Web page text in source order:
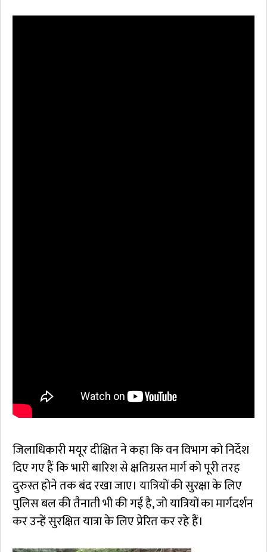
जिलाधिकारी मयूर दीक्षित ने कहा कि वन विभाग को निर्देश
दिए गए हैं कि भारी बारिश से क्षतिग्रस्त मार्ग को पूरी तरह
दुरुस्त होने तक बंद रखा जाए। यात्रियों की सुरक्षा के लिए
पुलिस बल की तैनाती भी की गई है, जो यात्रियों का मार्गदर्शन
कर उन्हें सुरक्षित यात्रा के लिए प्रेरित कर रहे हैं।